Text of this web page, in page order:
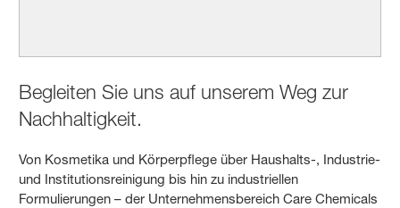
Begleiten Sie uns auf unserem Weg zur
Nachhaltigkeit.
Von Kosmetika und Körperpflege über Haushalts-, Industrie-
und Institutionsreinigung bis hin zu industriellen
Formulierungen – der Unternehmensbereich Care Chemicals